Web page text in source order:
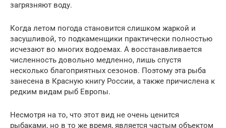
загрязняют воду.
Когда летом погода становится слишком жаркой и
засушливой, то подкаменщики практически полностью
исчезают во многих водоемах. А восстанавливается
численность довольно медленно, лишь спустя
несколько благоприятных сезонов. Поэтому эта рыба
занесена в Красную книгу России, а также причислена к
редким видам рыб Европы.
Несмотря на то, что этот вид не очень ценится
рыбаками, но в то же время, является частым объектом